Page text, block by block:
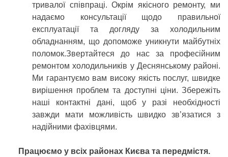
тривалої співпраці. Окрім якісного ремонту, ми
надаємо консультації щодо правильної
експлуатації та догляду за холодильним
обладнанням, що допоможе уникнути майбутніх
поломок.Звертайтеся до нас за професійним
ремонтом холодильників у Деснянському районі.
Ми гарантуємо вам високу якість послуг, швидке
вирішення проблем та доступні ціни. Збережіть
наші контактні дані, щоб у разі необхідності
завжди мати можливість швидко зв’язатися з
надійними фахівцями.
Працюємо у всіх районах Києва та передмістя.